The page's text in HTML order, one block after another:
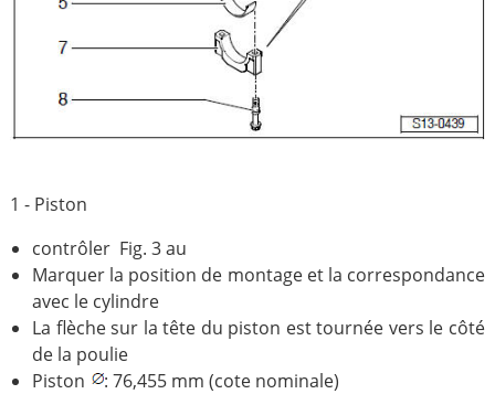
1 - Piston
contrôler Fig. 3 au
Marquer la position de montage et la correspondance
avec le cylindre
La flèche sur la tête du piston est tournée vers le côté
de la poulie
Piston
: 76,455 mm (cote nominale)